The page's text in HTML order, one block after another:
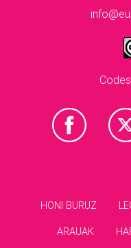
HONI BURUZ
ARAUAK